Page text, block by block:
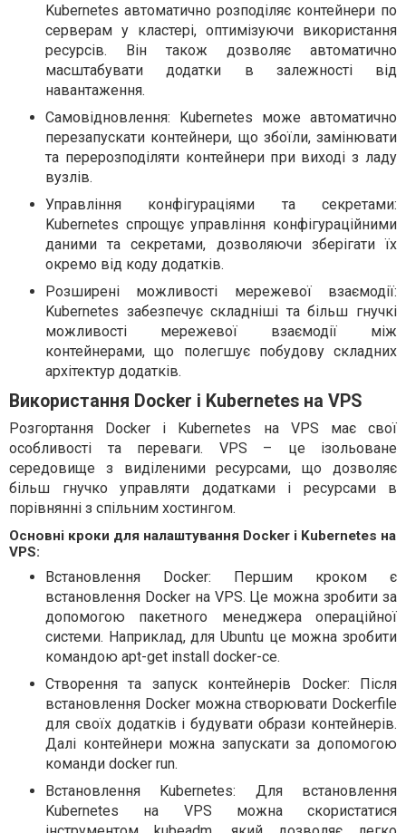
Kubernetes автоматично розподіляє контейнери по
серверам у кластері, оптимізуючи використання
ресурсів. Він також дозволяє автоматично
масштабувати додатки в залежності від
навантаження.
Самовідновлення: Kubernetes може автоматично
перезапускати контейнери, що збоїли, замінювати
та перерозподіляти контейнери при виході з ладу
вузлів.
Управління конфігураціями та секретами:
Kubernetes спрощує управління конфігураційними
даними та секретами, дозволяючи зберігати їх
окремо від коду додатків.
Розширені можливості мережевої взаємодії:
Kubernetes забезпечує складніші та більш гнучкі
можливості мережевої взаємодії між
контейнерами, що полегшує побудову складних
архітектур додатків.
Використання Docker і Kubernetes на VPS
Розгортання Docker і Kubernetes на VPS має свої
особливості та переваги. VPS – це ізольоване
середовище з виділеними ресурсами, що дозволяє
більш гнучко управляти додатками і ресурсами в
порівнянні з спільним хостингом.
Основні кроки для налаштування Docker і Kubernetes на
VPS:
Встановлення Docker: Першим кроком є
встановлення Docker на VPS. Це можна зробити за
допомогою пакетного менеджера операційної
системи. Наприклад, для Ubuntu це можна зробити
командою apt-get install docker-ce.
Створення та запуск контейнерів Docker: Після
встановлення Docker можна створювати Dockerfile
для своїх додатків і будувати образи контейнерів.
Далі контейнери можна запускати за допомогою
команди docker run.
Встановлення Kubernetes: Для встановлення
Kubernetes на VPS можна скористатися